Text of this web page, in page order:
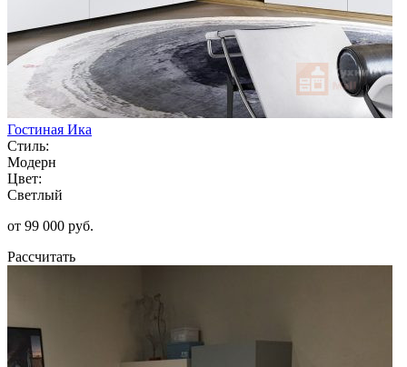
Гостиная Ика
Стиль:
Модерн
Цвет:
Светлый
от 99 000 руб.
Рассчитать